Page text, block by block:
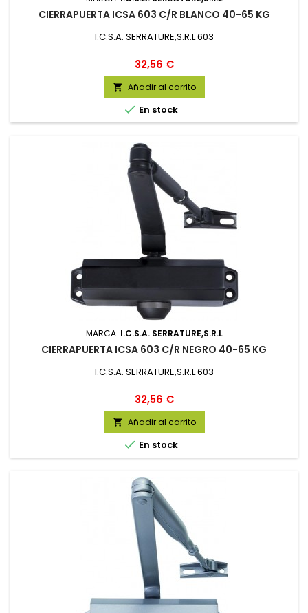
CIERRAPUERTA ICSA 603 C/R BLANCO 40-65 KG
I.C.S.A. SERRATURE,S.R.L 603
Precio
32,56 €
 Añadir al carrito
 En stock
MARCA: I.C.S.A. SERRATURE,S.R.L
CIERRAPUERTA ICSA 603 C/R NEGRO 40-65 KG
I.C.S.A. SERRATURE,S.R.L 603
Precio
32,56 €
 Añadir al carrito
 En stock